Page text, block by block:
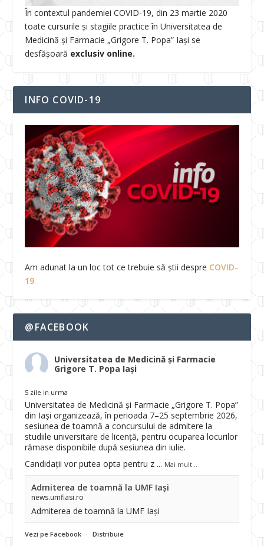
În contextul pandemiei COVID-19, din 23 martie 2020
toate cursurile și stagiile practice în Universitatea de
Medicină și Farmacie „Grigore T. Popa” Iași se
desfășoară exclusiv online.
INFO COVID-19
Am adunat la un loc tot ce trebuie să știi despre COVID-
19.
@FACEBOOK
Universitatea de Medicină și Farmacie
Grigore T. Popa Iași
5 zile in urma
Universitatea de Medicină și Farmacie „Grigore T. Popa”
din Iași organizează, în perioada 7–25 septembrie 2026,
sesiunea de toamnă a concursului de admitere la
studiile universitare de licență, pentru ocuparea locurilor
rămase disponibile după sesiunea din iulie.
Candidații vor putea opta pentru z ... Mai mult...
Admiterea de toamnă la UMF Iași
news.umfiasi.ro
Admiterea de toamnă la UMF Iași
Vezi pe Facebook · Distribuie